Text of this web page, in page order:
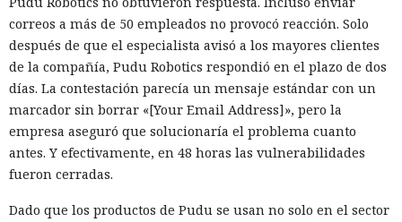
correos a más de 50 empleados no provocó reacción. Solo
después de que el especialista avisó a los mayores clientes
de la compañía, Pudu Robotics respondió en el plazo de dos
días. La contestación parecía un mensaje estándar con un
marcador sin borrar «[Your Email Address]», pero la
empresa aseguró que solucionaría el problema cuanto
antes. Y efectivamente, en 48 horas las vulnerabilidades
fueron cerradas.
Dado que los productos de Pudu se usan no solo en el sector